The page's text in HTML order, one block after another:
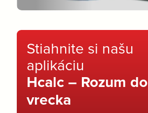
Stiahnite si našu
aplikáciu
Hcalc – Rozum do
vrecka